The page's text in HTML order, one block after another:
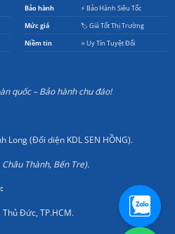
Bảo hành ⚡ Bảo Hành Siêu Tốc
Mức giá 🏷️ Giá Tốt Thị Trường
Niềm tin ⭐ Uy Tín Tuyệt Đối
quốc – Bảo hành chu đáo!
Long (Đối diện KDL SEN HỒNG).
Thành, Bến Tre).
Thủ Đức, TP.HCM.